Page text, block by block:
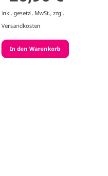
inkl. gesetzl. MwSt., zzgl.
Versandkosten